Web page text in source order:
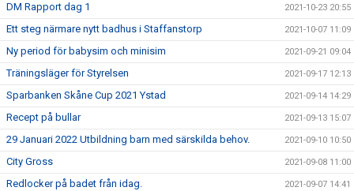
DM Rapport dag 1 2021-10-23 20:55
Ett steg närmare nytt badhus i Staffanstorp 2021-10-07 11:09
Ny period för babysim och minisim 2021-09-21 09:04
Träningsläger för Styrelsen 2021-09-17 12:13
Sparbanken Skåne Cup 2021 Ystad 2021-09-14 14:29
Recept på bullar 2021-09-13 15:07
29 Januari 2022 Utbildning barn med särskilda behov. 2021-09-10 10:50
City Gross 2021-09-08 11:00
Redlocker på badet från idag. 2021-09-07 14:41